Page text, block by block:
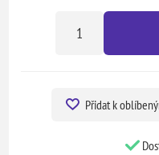
Přidat k